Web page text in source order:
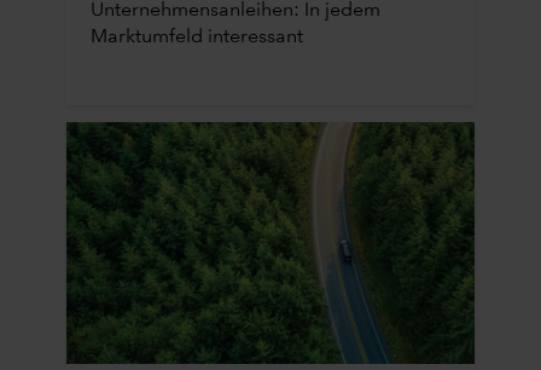
Unternehmensanleihen: In jedem
Marktumfeld interessant